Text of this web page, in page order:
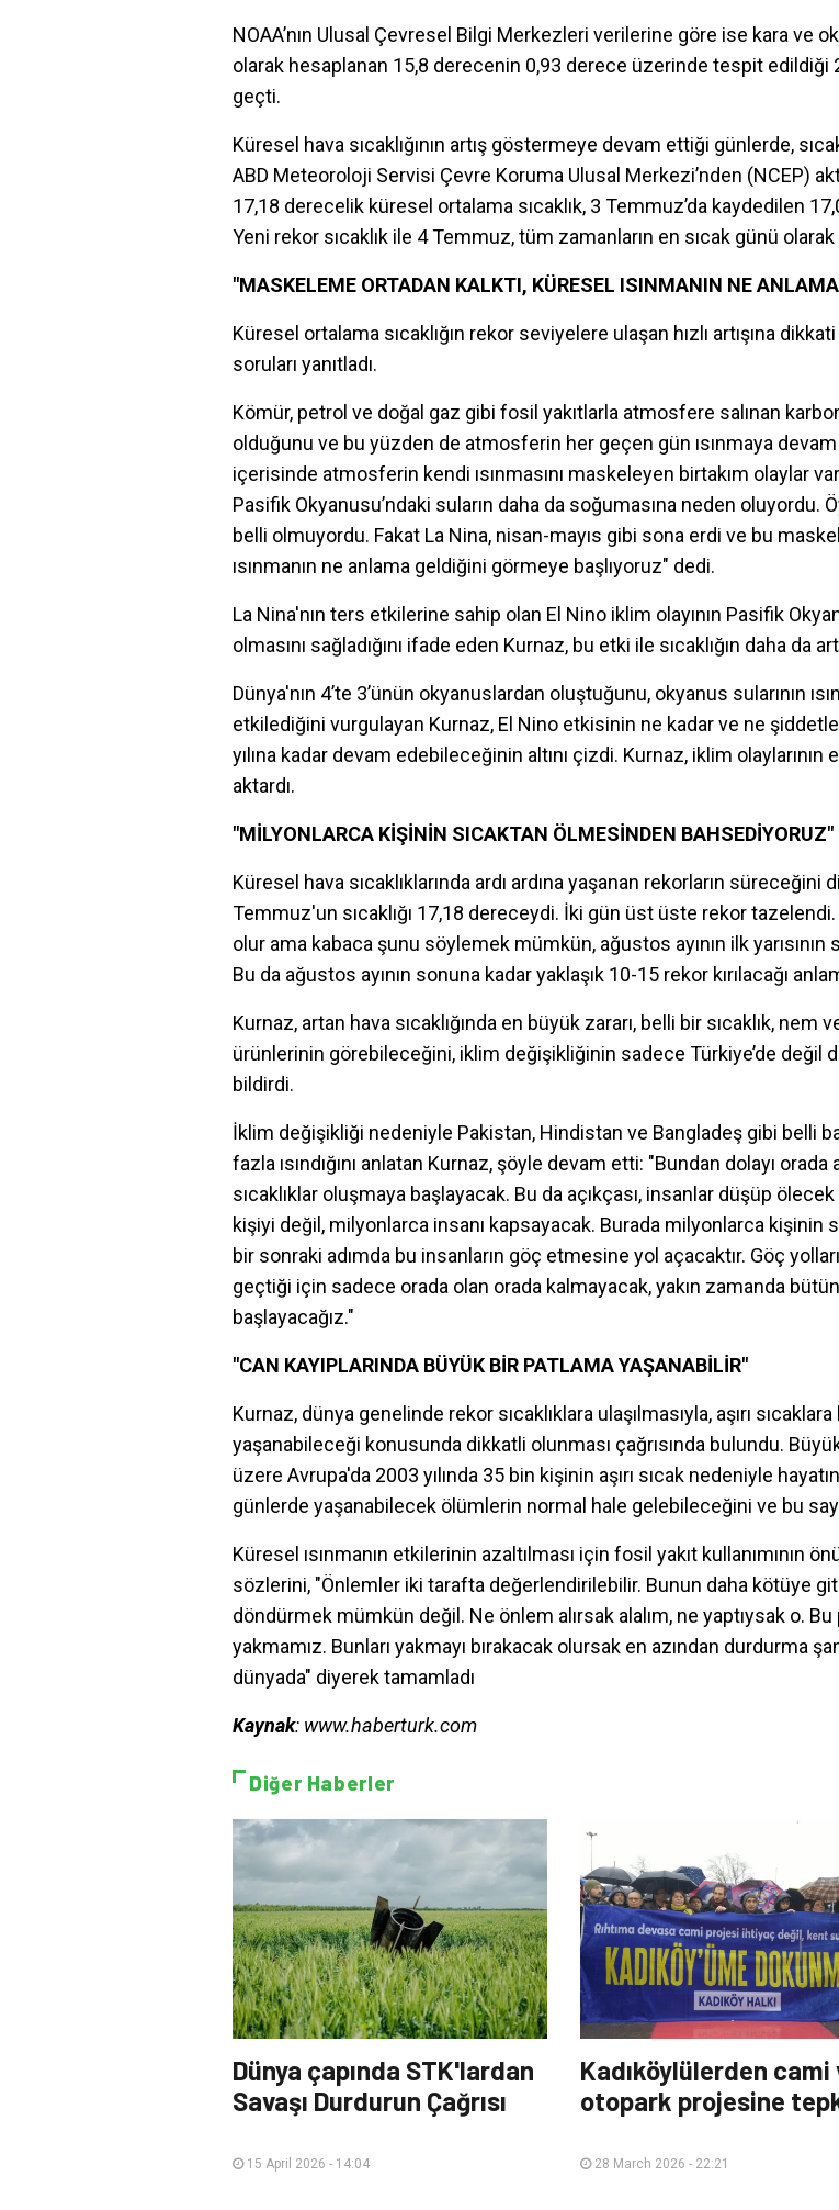
NOAA’nın Ulusal Çevresel Bilgi Merkezleri verilerine göre ise kara ve
olarak hesaplanan 15,8 derecenin 0,93 derece üzerinde tespit edildiği
geçti.
Küresel hava sıcaklığının artış göstermeye devam ettiği günlerde,
ABD Meteoroloji Servisi Çevre Koruma Ulusal Merkezi’nden (NCEP)
17,18 derecelik küresel ortalama sıcaklık, 3 Temmuz’da kaydedilen
Yeni rekor sıcaklık ile 4 Temmuz, tüm zamanların en sıcak günü
"MASKELEME ORTADAN KALKTI, KÜRESEL ISINMANIN NE
Küresel ortalama sıcaklığın rekor seviyelere ulaşan hızlı artışına
soruları yanıtladı.
Kömür, petrol ve doğal gaz gibi fosil yakıtlarla atmosfere salınan
olduğunu ve bu yüzden de atmosferin her geçen gün ısınmaya
içerisinde atmosferin kendi ısınmasını maskeleyen birtakım olaylar
Pasifik Okyanusu’ndaki suların daha da soğumasına neden oluyordu.
belli olmuyordu. Fakat La Nina, nisan-mayıs gibi sona erdi ve bu
ısınmanın ne anlama geldiğini görmeye başlıyoruz" dedi.
La Nina'nın ters etkilerine sahip olan El Nino iklim olayının Pasifik
olmasını sağladığını ifade eden Kurnaz, bu etki ile sıcaklığın daha da
Dünya'nın 4’te 3’ünün okyanuslardan oluştuğunu, okyanus sularının
etkilediğini vurgulayan Kurnaz, El Nino etkisinin ne kadar ve ne
yılına kadar devam edebileceğinin altını çizdi. Kurnaz, iklim
aktardı.
"MİLYONLARCA KİŞİNİN SICAKTAN ÖLMESİNDEN BAHSEDİYORUZ"
Küresel hava sıcaklıklarında ardı ardına yaşanan rekorların
Temmuz'un sıcaklığı 17,18 dereceydi. İki gün üst üste rekor
olur ama kabaca şunu söylemek mümkün, ağustos ayının ilk
Bu da ağustos ayının sonuna kadar yaklaşık 10-15 rekor kırılacağı
Kurnaz, artan hava sıcaklığında en büyük zararı, belli bir sıcaklık,
ürünlerinin görebileceğini, iklim değişikliğinin sadece Türkiye’de değil
bildirdi.
İklim değişikliği nedeniyle Pakistan, Hindistan ve Bangladeş gibi belli
fazla ısındığını anlatan Kurnaz, şöyle devam etti: "Bundan dolayı orada
sıcaklıklar oluşmaya başlayacak. Bu da açıkçası, insanlar düşüp
kişiyi değil, milyonlarca insanı kapsayacak. Burada milyonlarca
bir sonraki adımda bu insanların göç etmesine yol açacaktır. Göç
geçtiği için sadece orada olan orada kalmayacak, yakın zamanda
başlayacağız."
"CAN KAYIPLARINDA BÜYÜK BİR PATLAMA YAŞANABİLİR"
Kurnaz, dünya genelinde rekor sıcaklıklara ulaşılmasıyla, aşırı
yaşanabileceği konusunda dikkatli olunması çağrısında bulundu.
üzere Avrupa'da 2003 yılında 35 bin kişinin aşırı sıcak nedeniyle
günlerde yaşanabilecek ölümlerin normal hale gelebileceğini ve bu
Küresel ısınmanın etkilerinin azaltılması için fosil yakıt kullanımının
sözlerini, "Önlemler iki tarafta değerlendirilebilir. Bunun daha kötüye
döndürmek mümkün değil. Ne önlem alırsak alalım, ne yaptıysak o.
yakmamız. Bunları yakmayı bırakacak olursak en azından durdurma
dünyada" diyerek tamamladı
Kaynak: www.haberturk.com
Diğer Haberler
Dünya çapında STK'lardan
Savaşı Durdurun Çağrısı
15 April 2026 - 14:04
Kadıköylülerden cami
otopark projesine
28 March 2026 - 22:21